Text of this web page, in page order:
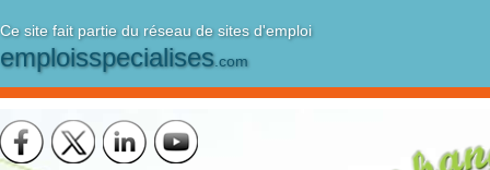
Ce site fait partie du réseau de sites d'emploi
emploisspecialises.com